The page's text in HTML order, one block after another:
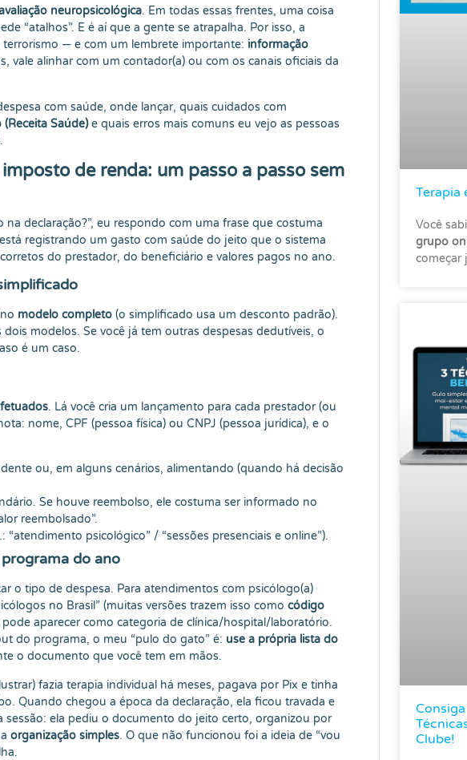
neuropsicológica. Em todas essas frentes, uma coisa
“atalhos”. E é aí que a gente se atrapalha. Por isso, a
— e com um lembrete importante: informação
vale alinhar com um contador(a) ou com os canais oficiais da
com saúde, onde lançar, quais cuidados com
Saúde)e quais erros mais comuns eu vejo as pessoas
de renda: um passo a passo sem
declaração?”, eu respondo com uma frase que costuma
registrando um gasto com saúde do jeito que o sistema
do prestador, do beneficiário e valores pagos no ano.
modelo completo (o simplificado usa um desconto padrão).
modelos. Se você já tem outras despesas dedutíveis, o
é um caso.
. Lá você cria um lançamento para cada prestador (ou
nome, CPF (pessoa física) ou CNPJ (pessoa jurídica), e o
ou, em alguns cenários, alimentando (quando há decisão
Se houve reembolso, ele costuma ser informado no
reembolsado”.
“atendimento psicológico” / “sessões presenciais e online”).
do ano
o tipo de despesa. Para atendimentos com psicólogo(a)
no Brasil” (muitas versões trazem isso como código
aparecer como categoria de clínica/hospital/laboratório.
do programa, o meu “pulo do gato” é: use a própria lista do
o documento que você tem em mãos.
fazia terapia individual há meses, pagava por Pix e tinha
Quando chegou a época da declaração, ela ficou travada e
sessão: ela pediu o documento do jeito certo, organizou por
organização simples. O que não funcionou foi a ideia de “vou
Terapia
Você
grupo
começar
Clube!